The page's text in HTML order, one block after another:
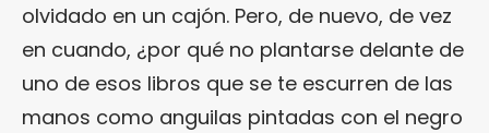
olvidado en un cajón. Pero, de nuevo, de vez
en cuando, ¿por qué no plantarse delante de
uno de esos libros que se te escurren de las
manos como anguilas pintadas con el negro